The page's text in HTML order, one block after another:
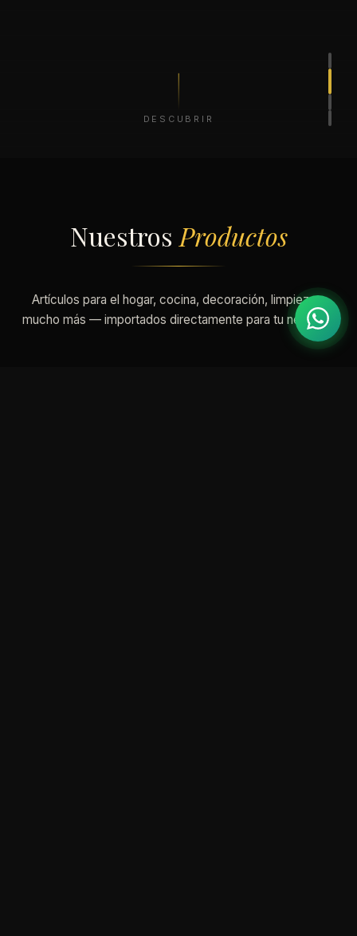
DESCUBRIR
Nuestros Productos
Artículos para el hogar, cocina, decoración, limpieza y
mucho más — importados directamente para tu negocio.